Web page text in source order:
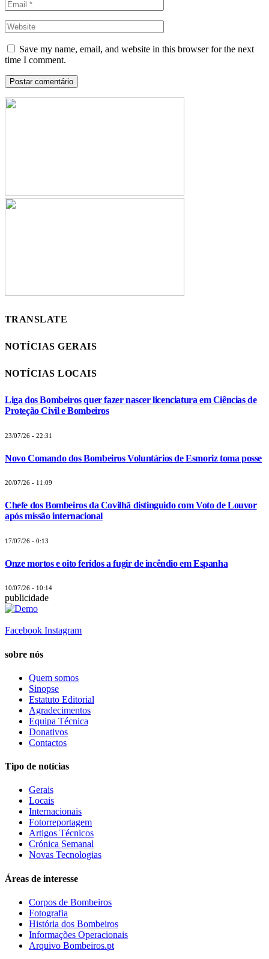
Save my name, email, and website in this browser for the next
time I comment.
TRANSLATE
NOTÍCIAS GERAIS
NOTÍCIAS LOCAIS
Liga dos Bombeiros quer fazer nascer licenciatura em Ciências de
Proteção Civil e Bombeiros
23/07/26 - 22:31
Novo Comando dos Bombeiros Voluntários de Esmoriz toma posse
20/07/26 - 11:09
Chefe dos Bombeiros da Covilhã distinguido com Voto de Louvor
após missão internacional
17/07/26 - 0:13
Onze mortos e oito feridos a fugir de incêndio em Espanha
10/07/26 - 10:14
publicidade
Facebook Instagram
sobre nós
Quem somos
Sinopse
Estatuto Editorial
Agradecimentos
Equipa Técnica
Donativos
Contactos
Tipo de notícias
Gerais
Locais
Internacionais
Fotorreportagem
Artigos Técnicos
Crónica Semanal
Novas Tecnologias
Áreas de interesse
Corpos de Bombeiros
Fotografia
História dos Bombeiros
Informações Operacionais
Arquivo Bombeiros.pt